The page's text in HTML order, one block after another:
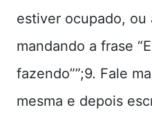
estiver ocupado,
mandando a frase
fazendo””;9. Fale
mesma e depois